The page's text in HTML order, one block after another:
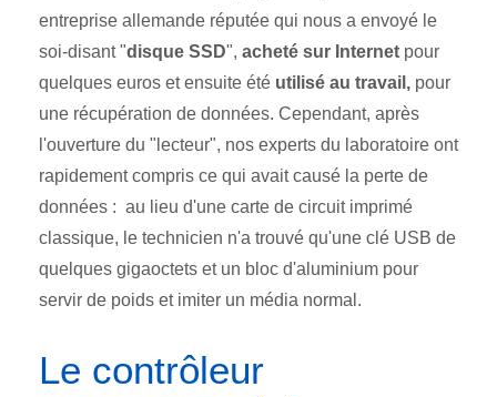
entreprise allemande réputée qui nous a envoyé le
soi-disant "disque SSD", acheté sur Internet pour
quelques euros et ensuite été utilisé au travail, pour
une récupération de données. Cependant, après
l'ouverture du "lecteur", nos experts du laboratoire ont
rapidement compris ce qui avait causé la perte de
données : au lieu d'une carte de circuit imprimé
classique, le technicien n'a trouvé qu'une clé USB de
quelques gigaoctets et un bloc d'aluminium pour
servir de poids et imiter un média normal.
Le contrôleur